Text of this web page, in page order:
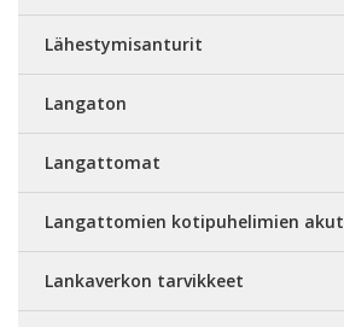
Lähestymisanturit
Langaton
Langattomat
Langattomien kotipuhelimien akut
Lankaverkon tarvikkeet